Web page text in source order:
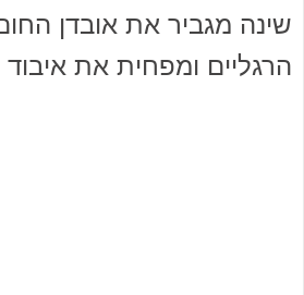
שינה מגביר את אובדן
הרגליים ומפחית את